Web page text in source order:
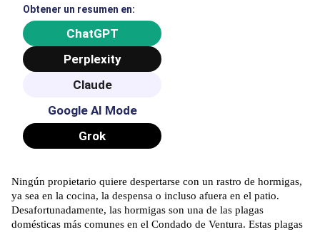
Obtener un resumen en:
ChatGPT
Perplexity
Claude
Google AI Mode
Grok
Ningún propietario quiere despertarse con un rastro de hormigas,
ya sea en la cocina, la despensa o incluso afuera en el patio.
Desafortunadamente, las hormigas son una de las plagas
domésticas más comunes en el Condado de Ventura. Estas plagas